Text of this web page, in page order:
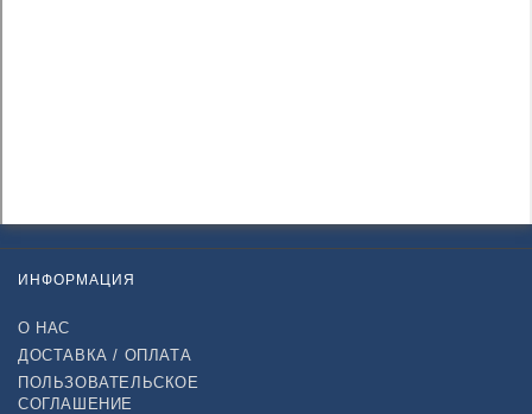
ИНФОРМАЦИЯ
О НАС
ДОСТАВКА / ОПЛАТА
ПОЛЬЗОВАТЕЛЬСКОЕ
СОГЛАШЕНИЕ